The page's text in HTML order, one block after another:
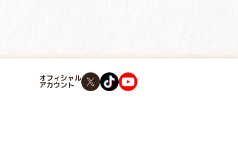
オフィシャル
アカウント